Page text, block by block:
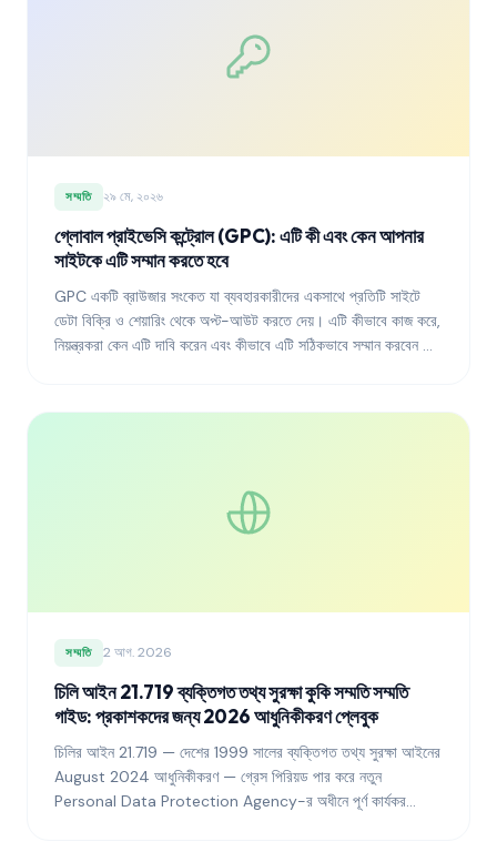
সম্মতি ২৯ মে, ২০২৬
গ্লোবাল প্রাইভেসি কন্ট্রোল (GPC): এটি কী এবং কেন আপনার
সাইটকে এটি সম্মান করতে হবে
GPC একটি ব্রাউজার সংকেত যা ব্যবহারকারীদের একসাথে প্রতিটি সাইটে
ডেটা বিক্রি ও শেয়ারিং থেকে অপ্ট-আউট করতে দেয়। এটি কীভাবে কাজ করে,
নিয়ন্ত্রকরা কেন এটি দাবি করেন এবং কীভাবে এটি সঠিকভাবে সম্মান করবেন তা
সম্মতি 2 আগ. 2026
চিলি আইন 21.719 ব্যক্তিগত তথ্য সুরক্ষা কুকি সম্মতি সম্মতি
গাইড: প্রকাশকদের জন্য 2026 আধুনিকীকরণ প্লেবুক
চিলির আইন 21.719 — দেশের 1999 সালের ব্যক্তিগত তথ্য সুরক্ষা আইনের
August 2024 আধুনিকীকরণ — গ্রেস পিরিয়ড পার করে নতুন
Personal Data Protection Agency-র অধীনে পূর্ণ কার্যকর